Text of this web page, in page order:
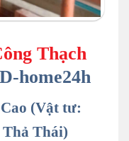
Thạch
home24h
(Vật tư:
Thái)